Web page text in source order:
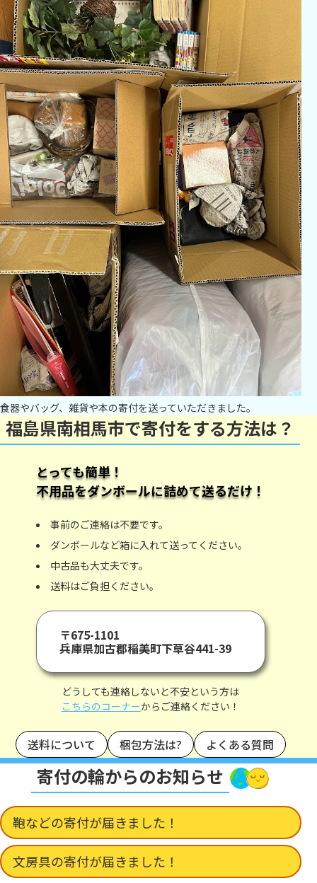
食器やバッグ、雑貨や本の寄付を送っていただきました。
福島県南相馬市で寄付をする方法は？
とっても簡単！
不用品をダンボールに詰めて送るだけ！
事前のご連絡は不要です。
ダンボールなど箱に入れて送ってください。
中古品も大丈夫です。
送料はご負担ください。
〒675-1101
兵庫県加古郡稲美町下草谷441-39
どうしても連絡しないと不安という方は
こちらのコーナーからご連絡ください！
送料について 梱包方法は? よくある質問
寄付の輪からのお知らせ
鞄などの寄付が届きました！
文房具の寄付が届きました！